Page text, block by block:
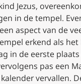
Jezus,
in de tempel.
aspect van de
erkend als
in de eerste
pas een
vervallen.